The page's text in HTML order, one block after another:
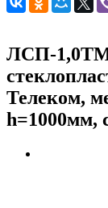
ЛСП-
Телеком,
h=1000мм,